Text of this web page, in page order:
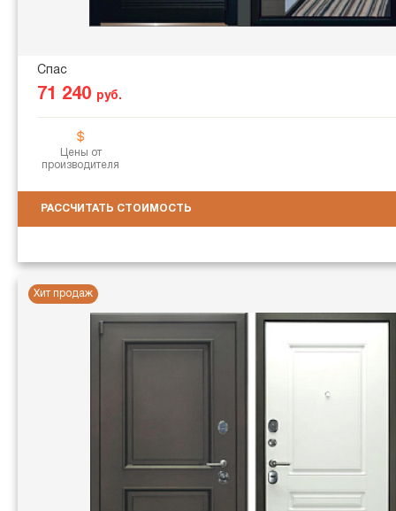
Спас
71 240 руб.
Цены от
производителя
РАССЧИТАТЬ СТОИМОСТЬ
Хит продаж